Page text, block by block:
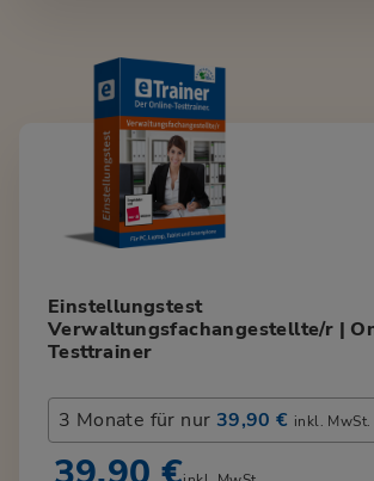
Einstellungstest
Verwaltungsfachangestellte/r |
Testtrainer
3 Monate für nur 39,90 € inkl. MwSt.